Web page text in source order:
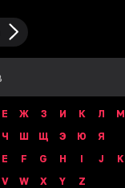
Е Ж З И К Л М
Ч Ш Щ Э Ю
Я
E F G H I J K
V W X Y Z